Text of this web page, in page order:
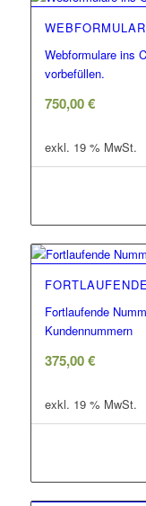
Webformulare ins
vorbefüllen.
750,00€
exkl. 19 % MwSt.
Fortlaufende
Kundennummern
375,00€
exkl. 19 % MwSt.